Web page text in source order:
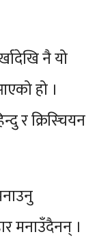
नै यो
हो ।
र क्रिस्चियन
मनाउँदैनन् ।